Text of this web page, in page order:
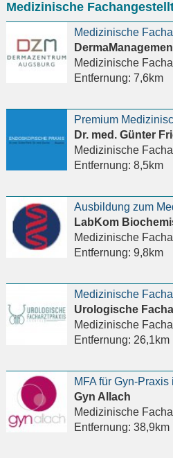
eingeben
Medizinische
Medizinische
Entfernung: 7,6km
Medizinische
Entfernung: 8,5km
Medizinische
Entfernung: 9,8km
Medizinische
Urologische
Medizinische
Entfernung: 26,1km
MFA für Gyn-
Gyn Allach
Medizinische
Entfernung: 38,9km